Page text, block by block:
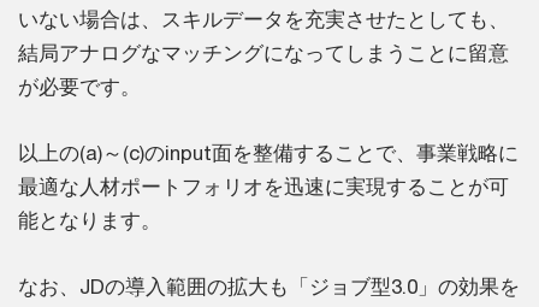
いない場合は、スキルデータを充実させたとしても、
結局アナログなマッチングになってしまうことに留意
が必要です。
以上の(a)～(c)のinput面を整備することで、事業戦略に
最適な人材ポートフォリオを迅速に実現することが可
能となります。
なお、JDの導入範囲の拡大も「ジョブ型3.0」の効果を